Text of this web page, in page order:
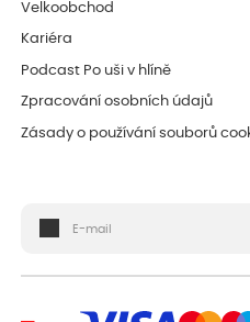
Velkoobchod
Kariéra
Podcast Po uši v hlíně
Zpracování osobních údajů
Zásady o používání souborů